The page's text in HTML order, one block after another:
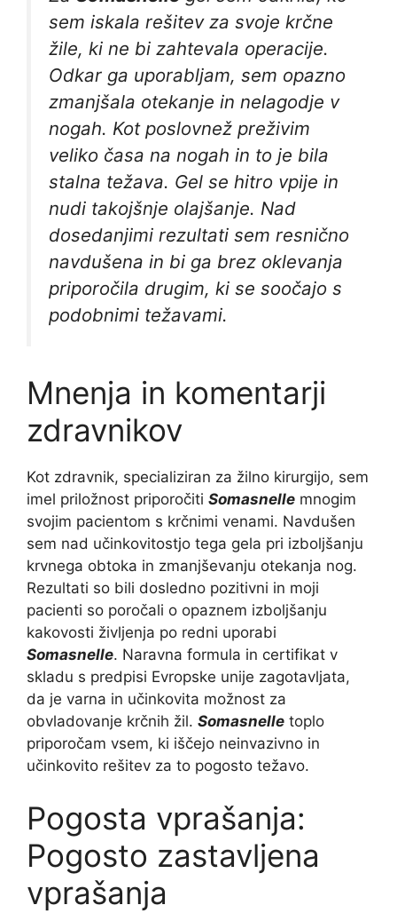
sem iskala rešitev za svoje krčne
žile, ki ne bi zahtevala operacije.
Odkar ga uporabljam, sem opazno
zmanjšala otekanje in nelagodje v
nogah. Kot poslovnež preživim
veliko časa na nogah in to je bila
stalna težava. Gel se hitro vpije in
nudi takojšnje olajšanje. Nad
dosedanjimi rezultati sem resnično
navdušena in bi ga brez oklevanja
priporočila drugim, ki se soočajo s
podobnimi težavami.
Mnenja in komentarji
zdravnikov
Kot zdravnik, specializiran za žilno kirurgijo, sem
imel priložnost priporočiti Somasnelle mnogim
svojim pacientom s krčnimi venami. Navdušen
sem nad učinkovitostjo tega gela pri izboljšanju
krvnega obtoka in zmanjševanju otekanja nog.
Rezultati so bili dosledno pozitivni in moji
pacienti so poročali o opaznem izboljšanju
kakovosti življenja po redni uporabi
Somasnelle. Naravna formula in certifikat v
skladu s predpisi Evropske unije zagotavljata,
da je varna in učinkovita možnost za
obvladovanje krčnih žil. Somasnelle toplo
priporočam vsem, ki iščejo neinvazivno in
učinkovito rešitev za to pogosto težavo.
Pogosta vprašanja:
Pogosto zastavljena
vprašanja